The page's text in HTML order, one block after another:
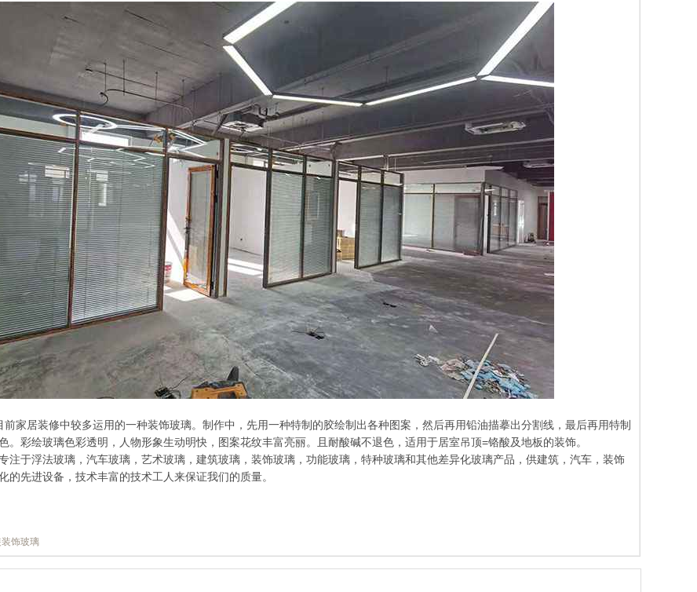
家居装修中较多运用的一种装饰玻璃。制作中，先用一种特制的胶绘制出各种图案，然后再用铅油描摹出分割线，最后再用特制
。彩绘玻璃色彩透明，人物形象生动明快，图案花纹丰富亮丽。且耐酸碱不退色，适用于居室吊顶=铬酸及地板的装饰。
注于浮法玻璃，汽车玻璃，艺术玻璃，建筑玻璃，装饰玻璃，功能玻璃，特种玻璃和其他差异化玻璃产品，供建筑，汽车，装饰
的先进设备，技术丰富的技术工人来保证我们的质量。
饰玻璃